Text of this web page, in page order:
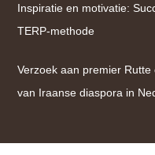
Inspiratie en motivatie:
TERP-methode
Verzoek aan premier
van Iraanse diaspora in